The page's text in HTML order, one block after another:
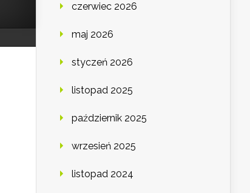
czerwiec 2026
maj 2026
styczeń 2026
listopad 2025
październik 2025
wrzesień 2025
listopad 2024